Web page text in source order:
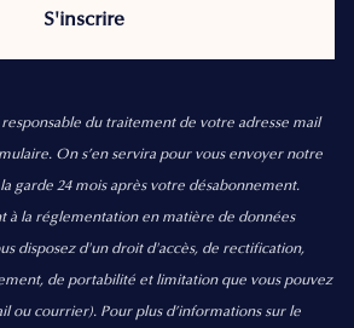
responsable du traitement de votre adresse mail
On s’en servira pour vous envoyer notre
garde 24 mois après votre désabonnement.
à la réglementation en matière de données
disposez d'un droit d'accès, de rectification,
de portabilité et limitation que vous pouvez
ou courrier). Pour plus d’informations sur le